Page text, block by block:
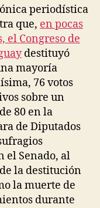
La
Crónica
y
la
Historia
periodística
que, en pocas
el Congreso de
destituyó
mayoría
76 votos
sobre un
80 en la
de Diputados
el Senado, al
la destitución
la muerte de
durante